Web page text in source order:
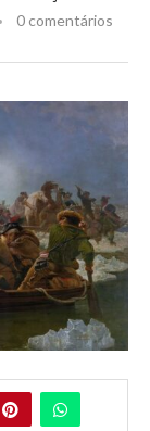
0 comentários